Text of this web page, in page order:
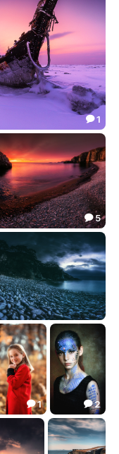
 1
 5
***
41.73
Арина
 1
***
26.13
 2